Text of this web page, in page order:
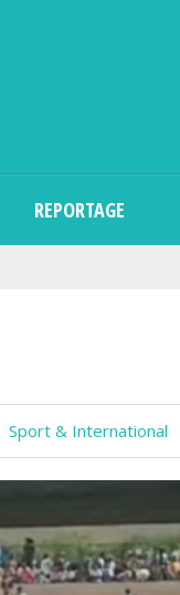
REPORTAGE
Sport & International